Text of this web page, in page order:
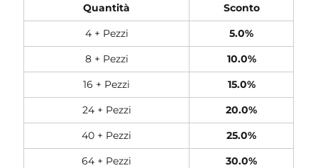
Quantità
Sconto
4 + Pezzi
5.0%
8 + Pezzi
10.0%
16 + Pezzi
15.0%
24 + Pezzi
20.0%
40 + Pezzi
25.0%
64 + Pezzi
30.0%